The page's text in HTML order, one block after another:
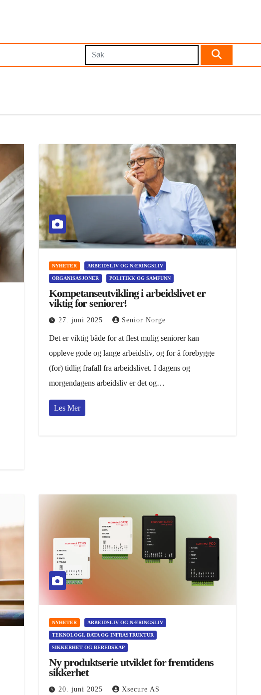
NYHETER ARBEIDSLIV OG NÆRINGSLIV
ORGANISASJONER POLITIKK OG SAMFUNN
Kompetanseutvikling i arbeidslivet er
viktig for seniorer!
27. juni 2025 Senior Norge
Det er viktig både for at flest mulig seniorer kan
oppleve gode og lange arbeidsliv, og for å forebygge
(for) tidlig frafall fra arbeidslivet. I dagens og
morgendagens arbeidsliv er det og…
Les Mer
NYHETER ARBEIDSLIV OG NÆRINGSLIV
TEKNOLOGI, DATA OG INFRASTRUKTUR
SIKKERHET OG BEREDSKAP
Ny produktserie utviklet for fremtidens
sikkerhet
20. juni 2025 Xsecure AS